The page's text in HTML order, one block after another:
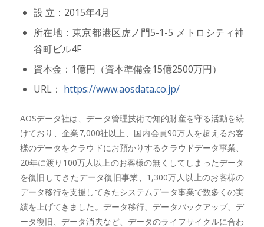
設 立：2015年4月
所在地：東京都港区虎ノ門5-1-5 メトロシティ神
谷町ビル4F
資本金：1億円（資本準備金15億2500万円）
URL： https://www.aosdata.co.jp/
AOSデータ社は、データ管理技術で知的財産を守る活動を続
けており、企業7,000社以上、国内会員90万人を超えるお客
様のデータをクラウドにお預かりするクラウドデータ事業、
20年に渡り100万人以上のお客様の無くしてしまったデータ
を復旧してきたデータ復旧事業、1,300万人以上のお客様の
データ移行を支援してきたシステムデータ事業で数多くの実
績を上げてきました。データ移行、データバックアップ、デ
ータ復旧、データ消去など、データのライフサイクルに合わ